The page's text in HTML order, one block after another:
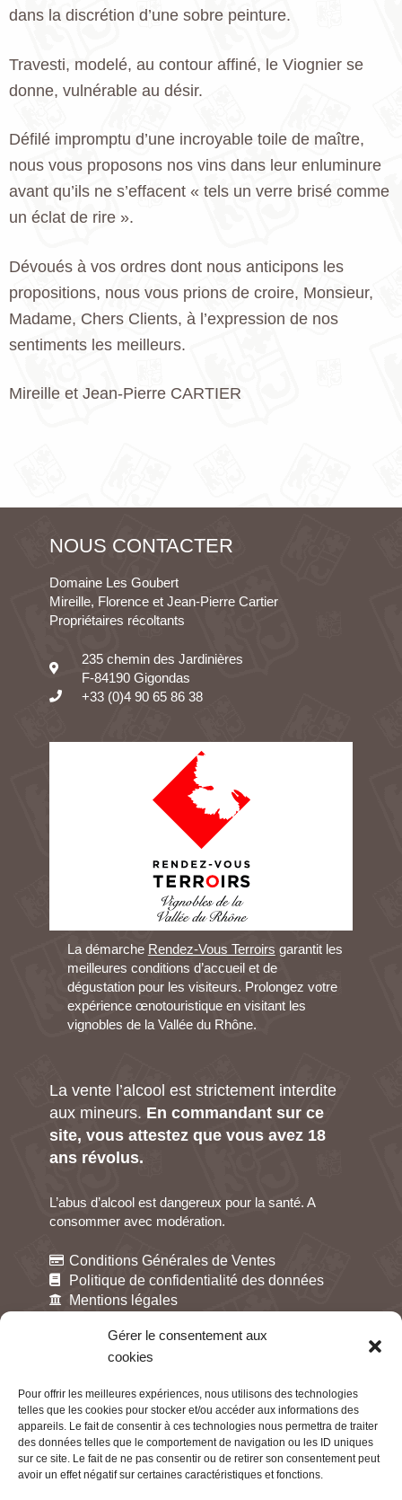
Gérer le consentement aux
cookies
Pour offrir les meilleures expériences, nous utilisons des technologies
telles que les cookies pour stocker et/ou accéder aux informations des
appareils. Le fait de consentir à ces technologies nous permettra de traiter
des données telles que le comportement de navigation ou les ID uniques
sur ce site. Le fait de ne pas consentir ou de retirer son consentement peut
avoir un effet négatif sur certaines caractéristiques et fonctions.
dans la discrétion d’une sobre peinture.
Travesti, modelé, au contour affiné, le Viognier se
donne, vulnérable au désir.
Défilé impromptu d’une incroyable toile de maître,
nous vous proposons nos vins dans leur enluminure
avant qu’ils ne s’effacent « tels un verre brisé comme
un éclat de rire ».
Dévoués à vos ordres dont nous anticipons les
propositions, nous vous prions de croire, Monsieur,
Madame, Chers Clients, à l’expression de nos
sentiments les meilleurs.
Mireille et Jean-Pierre CARTIER
NOUS CONTACTER
Domaine Les Goubert
Mireille, Florence et Jean-Pierre Cartier
Propriétaires récoltants
235 chemin des Jardinières
F-84190 Gigondas
+33 (0)4 90 65 86 38
La démarche Rendez-Vous Terroirs garantit les
meilleures conditions d’accueil et de
dégustation pour les visiteurs. Prolongez votre
expérience œnotouristique en visitant les
vignobles de la Vallée du Rhône.
La vente l’alcool est strictement interdite
aux mineurs. En commandant sur ce
site, vous attestez que vous avez 18
ans révolus.
L’abus d’alcool est dangereux pour la santé. A
consommer avec modération.
Conditions Générales de Ventes
Politique de confidentialité des données
Mentions légales